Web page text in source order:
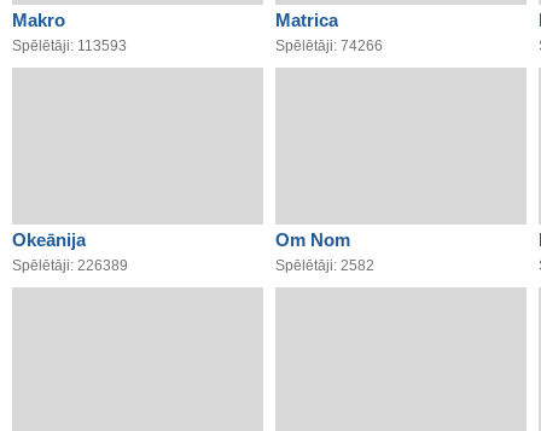
Makro
Spēlētāji: 113593
Matrica
Spēlētāji: 74266
Okeānija
Spēlētāji: 226389
Om Nom
Spēlētāji: 2582